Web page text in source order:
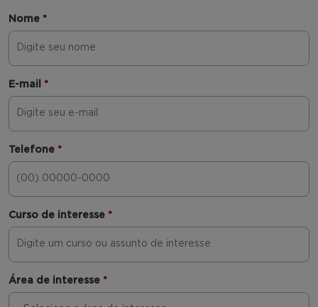
Nome *
E-mail *
Telefone *
Curso de interesse *
Área de interesse *